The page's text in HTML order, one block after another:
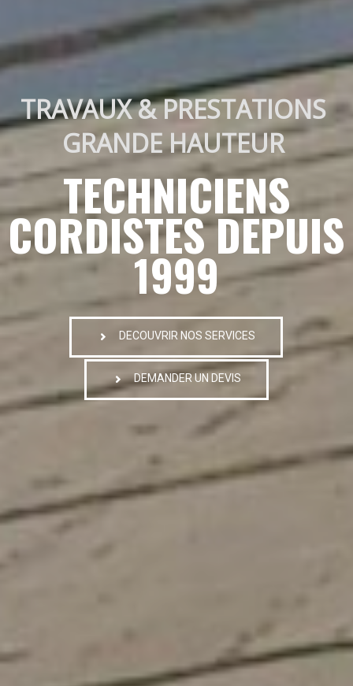
TRAVAUX & PRESTATIONS
GRANDE HAUTEUR
TECHNICIENS
CORDISTES DEPUIS
1999
DECOUVRIR NOS SERVICES
DEMANDER UN DEVIS